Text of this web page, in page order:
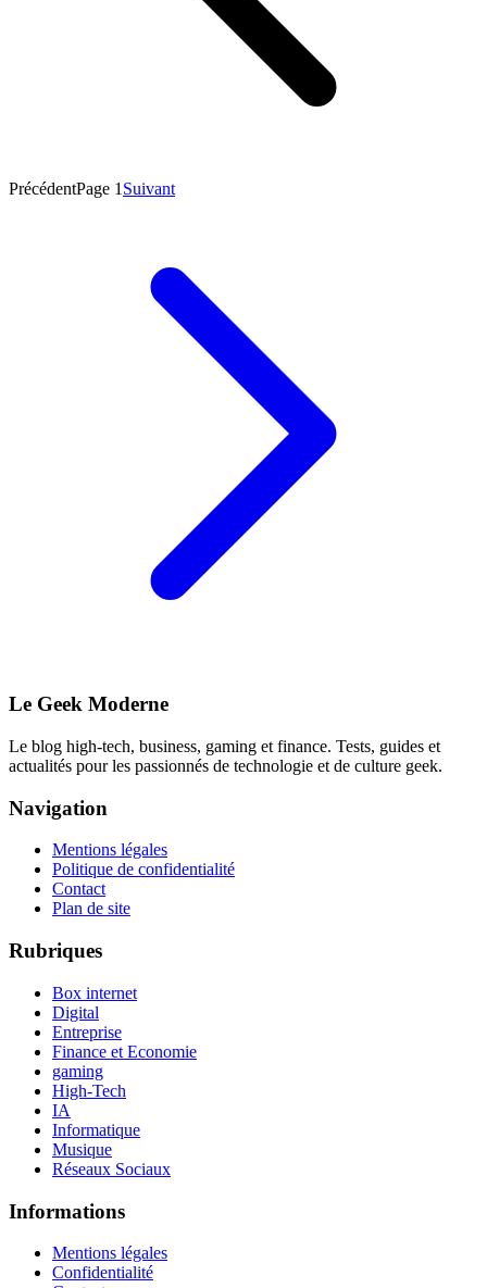
PrécédentPage 1 Suivant
Le Geek Moderne
Le blog high-tech, business, gaming et finance. Tests, guides et
actualités pour les passionnés de technologie et de culture geek.
Navigation
Mentions légales
Politique de confidentialité
Contact
Plan de site
Rubriques
Box internet
Digital
Entreprise
Finance et Economie
gaming
High-Tech
IA
Informatique
Musique
Réseaux Sociaux
Informations
Mentions légales
Confidentialité